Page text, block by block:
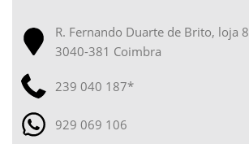
R. Fernando Duarte de Brito, loja 8
3040-381 Coimbra
239 040 187*
929 069 106